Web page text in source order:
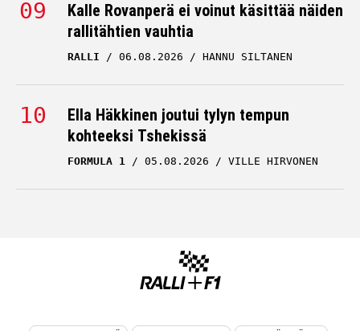
Kalle Rovanperä ei voinut käsittää näiden
rallitähtien vauhtia
RALLI 06.08.2026 HANNU SILTANEN
Ella Häkkinen joutui tylyn tempun
kohteeksi Tshekissä
FORMULA 1 05.08.2026 VILLE HIRVONEN